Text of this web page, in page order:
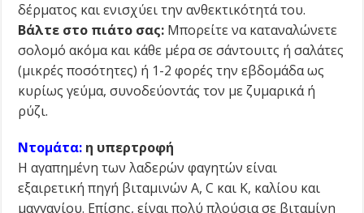
δέρματος και ενισχύει την ανθεκτικότητά του.
Βάλτε στο πιάτο σας: Μπορείτε να καταναλώνετε
σολομό ακόμα και κάθε μέρα σε σάντουιτς ή σαλάτες
(μικρές ποσότητες) ή 1-2 φορές την εβδομάδα ως
κυρίως γεύμα, συνοδεύοντάς τον με ζυμαρικά ή
ρύζι.
Ντομάτα: η υπερτροφή
Η αγαπημένη των λαδερών φαγητών είναι
εξαιρετική πηγή βιταμινών Α, C και Κ, καλίου και
μαγγανίου. Επίσης, είναι πολύ πλούσια σε βιταμίνη